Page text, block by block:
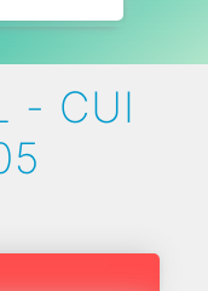
- CUI